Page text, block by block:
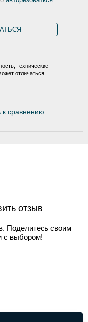
к сравнению
технические
отличаться
отзыв
Поделитесь своим
с выбором!